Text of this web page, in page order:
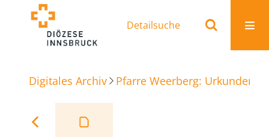
Detailsuche
Digitales Archiv Pfarre Weerberg: Urkunden